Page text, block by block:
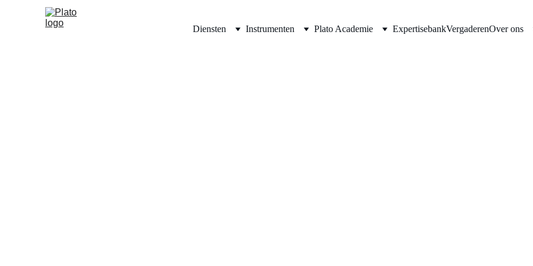
Diensten Instrumenten Plato Academie ExpertisebankVergaderenOver ons